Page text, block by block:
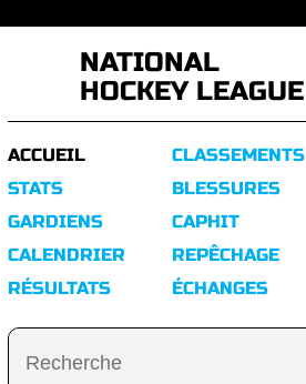
NATIONAL
HOCKEY LEAGUE
ACCUEIL
STATS
GARDIENS
CALENDRIER
RÉSULTATS
CLASSEMENTS
BLESSURES
CAPHIT
REPÊCHAGE
ÉCHANGES